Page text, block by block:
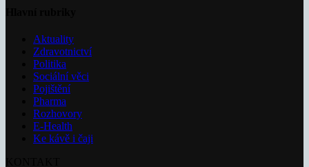
Aktuality
Zdravotnictví
Politika
Sociální věci
Pojištění
Pharma
Rozhovory
E-Health
Ke kávě i čaji